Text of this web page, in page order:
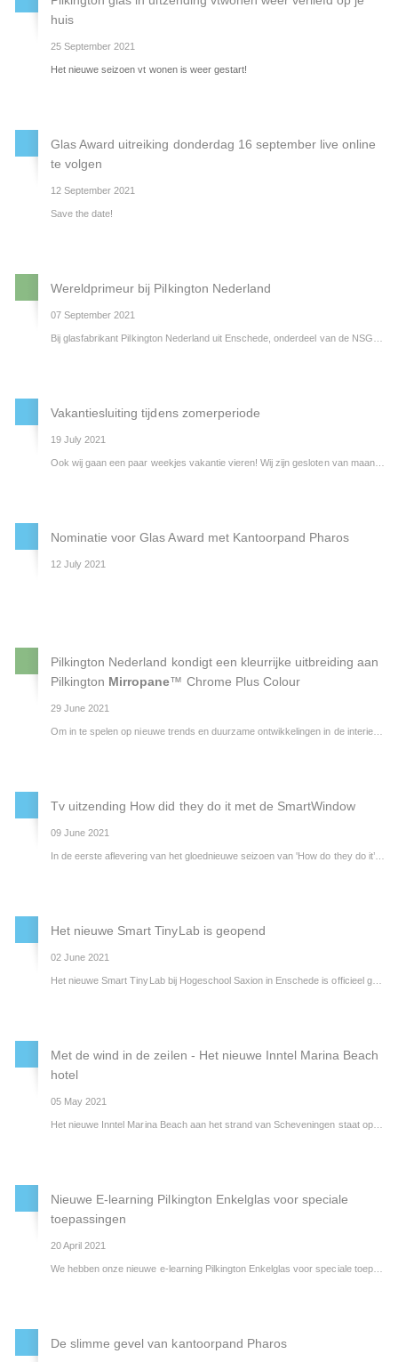
huis
25 September 2021
Het nieuwe seizoen vt wonen is weer gestart!
Glas Award uitreiking donderdag 16 september live online
te volgen
12 September 2021
Save the date!
Wereldprimeur bij Pilkington Nederland
07 September 2021
Vakantiesluiting tijdens zomerperiode
19 July 2021
Ook wij gaan een paar weekjes vakantie vieren! Wij zijn gesloten van maandag 2 augustus t/m vrijdag 20 augustus (week 31 t/m week 33). Vestiging Heerenveen is in week 33 telefonisch bereikbaar maar er zijn die week nog geen glasleveringen.
Nominatie voor Glas Award met Kantoorpand Pharos
12 July 2021
Pilkington Nederland kondigt een kleurrijke uitbreiding aan
Pilkington Mirropane™ Chrome Plus Colour
29 June 2021
Om in te spelen op nieuwe trends en duurzame ontwikkelingen in de interieurmarkt heeft Pilkington Nederland recentelijk haar Pilkington
Tv uitzending How did they do it met de SmartWindow
09 June 2021
In de eerste aflevering van het gloednieuwe seizoen van 'How do they do it’ op Discovery Channel heeft presentator Tim Senders het productieproces gevolgd van de nieuwe generatie slimme ruiten; de SmartWindows van PHYSEE.
Het nieuwe Smart TinyLab is geopend
02 June 2021
Het nieuwe Smart TinyLab bij Hogeschool Saxion in Enschede is officieel geopend! Een unieke testruimte waarbij bouwpartners en bouw gerelateerde bedrijven in de praktijk producten kunnen ontwikkelen, testen en demonsteren. Er zijn experimenten mogelijk voor energiebesparing, opwekking, installaties en comfort. Pilkington Nederland heeft een bijdrage geleverd voor het verwarmbare glas Pilkington
Met de wind in de zeilen - Het nieuwe Inntel Marina Beach
hotel
05 May 2021
Het nieuwe Inntel Marina Beach aan het strand van Scheveningen staat op de punt van het Noordelijk Havenhoofd. Het hotel is ontworpen alsof er een zeilrace start vanuit de haven van Scheveningen. Zeilen die elkaar net niet raken, gebold door de wind. Dit effect wordt bereikt door verschillende zeefdrukpatronen op het glas.
Nieuwe E-learning Pilkington Enkelglas voor speciale
toepassingen
20 April 2021
We hebben onze nieuwe e-learning Pilkington Enkelglas voor speciale toepassingen online gezet. In deze nieuwe e-learning geven we uitleg over de volgende producten:
De slimme gevel van kantoorpand Pharos